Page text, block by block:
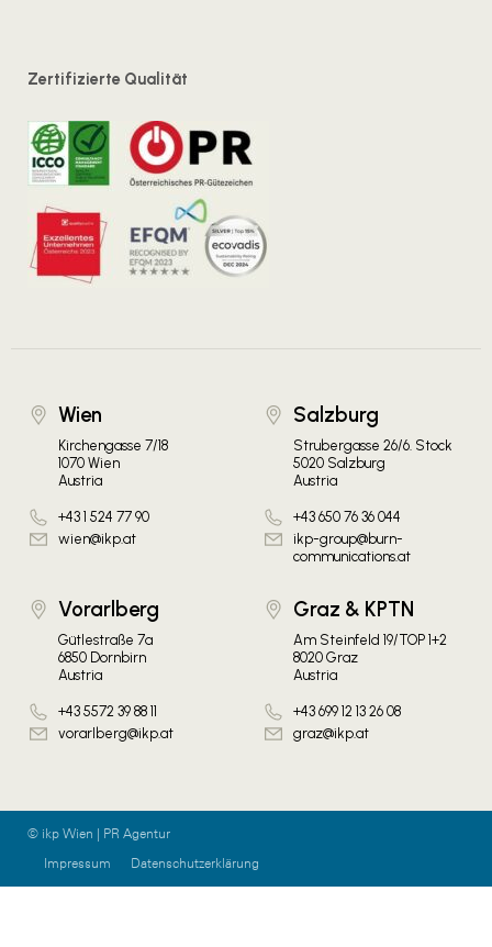
Zertifizierte Qualität
Wien
Kirchengasse 7/18
1070 Wien
Austria
+43 1 524 77 90
wien@ikp.at
Salzburg
Strubergasse 26/6. Stock
5020 Salzburg
Austria
+43 650 76 36 044
ikp-group@burn-
communications.at
Vorarlberg
Gütlestraße 7a
6850 Dornbirn
Austria
+43 5572 39 88 11
vorarlberg@ikp.at
Graz & KPTN
Am Steinfeld 19/TOP 1+2
8020 Graz
Austria
+43 699 12 13 26 08
graz@ikp.at
© ikp Wien | PR Agentur
Impressum
Datenschutzerklärung